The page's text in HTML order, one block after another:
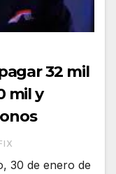
32 mil
mil y
30 de enero de